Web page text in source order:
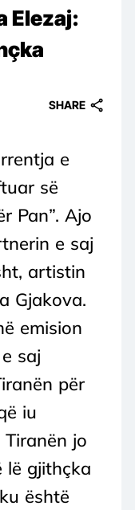
Elezaj:
SHARE
e
së
Pan”. Ajo
e saj
artistin
Gjakova.
emision
saj
për
iu
Tiranën jo
lë gjithçka
është